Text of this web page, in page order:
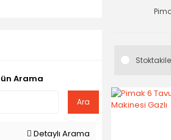
Arama
Ara
Detaylı Arama